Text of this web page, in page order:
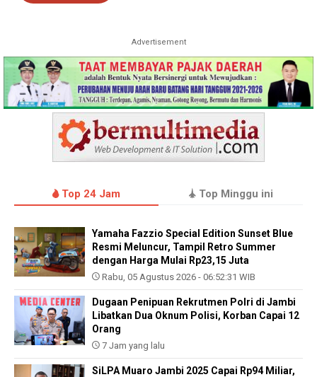
Advertisement
Top 24 Jam Top Minggu ini
Yamaha Fazzio Special Edition Sunset Blue
Resmi Meluncur, Tampil Retro Summer
dengan Harga Mulai Rp23,15 Juta
Rabu, 05 Agustus 2026 - 06:52:31 WIB
Dugaan Penipuan Rekrutmen Polri di Jambi
Libatkan Dua Oknum Polisi, Korban Capai 12
Orang
7 Jam yang lalu
SiLPA Muaro Jambi 2025 Capai Rp94 Miliar,